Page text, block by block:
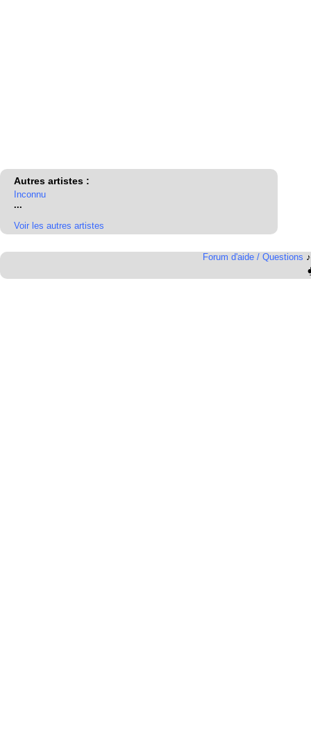
Autres artistes :
Inconnu
...
Voir les autres artistes
Forum d'aide / Questions